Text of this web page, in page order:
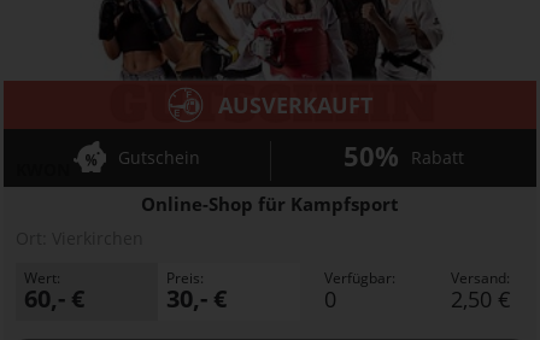
Online-Shop für Kampfsport
AUSVERKAUFT
Gutschein 50% Rabatt
Wert:
60,- €
Preis:
30,- €
Verfügbar:
0
Versand:
2,50 €